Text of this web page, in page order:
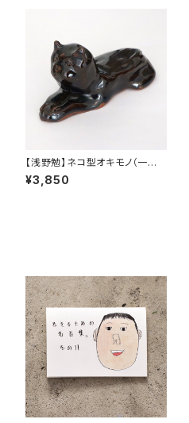
【浅野勉】ネコ型オキモノ（一点
物陶器）
¥3,850